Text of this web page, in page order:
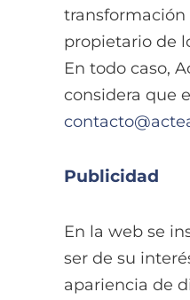
transformación
propietario de
En todo caso,
considera que
Publicidad
En la web se
ser de su
apariencia de